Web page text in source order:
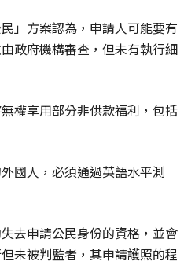
」方案認為，申請人可能要有
政府機構審查，但未有執行細
權享用部分非供款福利，包括
國人，必須通過英語水平測
去申請公民身份的資格，並會
未被判監者，其申請護照的程